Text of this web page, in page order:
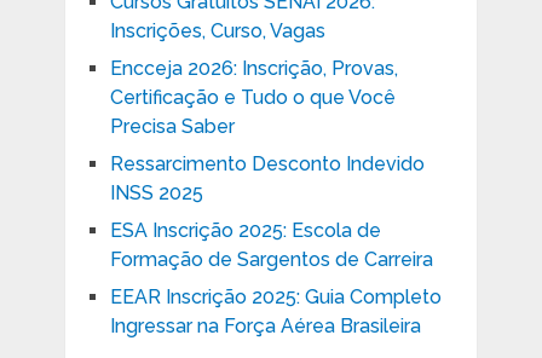
Inscrições, Curso, Vagas
Encceja 2026: Inscrição, Provas,
Certificação e Tudo o que Você
Precisa Saber
Ressarcimento Desconto Indevido
INSS 2025
ESA Inscrição 2025: Escola de
Formação de Sargentos de Carreira
EEAR Inscrição 2025: Guia Completo
Ingressar na Força Aérea Brasileira